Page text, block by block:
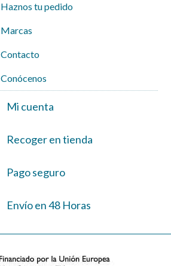
Haznos tu pedido
Marcas
Contacto
Conócenos
Mi cuenta
Recoger en tienda
Pago seguro
Envío en 48 Horas